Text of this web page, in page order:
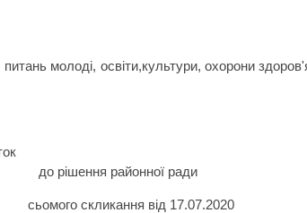
питань молоді, освіти,культури, охорони
до рішення районної ради
сьомого скликання від 17.07.2020